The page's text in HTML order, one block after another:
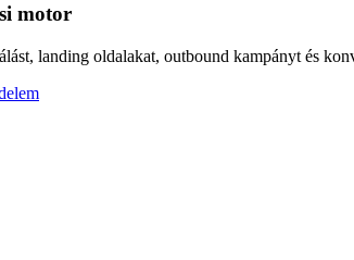
motor
landing oldalakat, outbound kampányt és